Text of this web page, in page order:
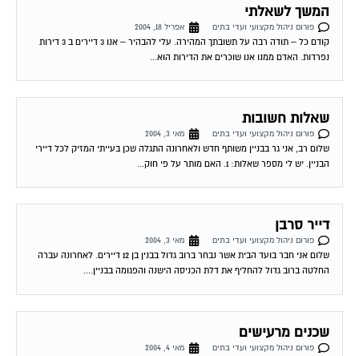
המשך לשאלתי
פורום ניהול מקצועי ועדי בתים
אפריל 18, 2004
קודם כל – תודה רבה על תשובתך המהירה. עלי להבהיר – אנו 3 דיירים ב 3 דירות
נפרדות. האדם ממנו אנו שוכרים את הדירות הוא...
שאלות חשובות
פורום ניהול מקצועי ועדי בתים
מאי 3, 2004
שלום רב, אני גר בבניין משותף חדש ולאחרונה התגלה שכן בעייתי המזיק לכל דיירי
הבניין. יש לי מספר שאלות: 1. האם מותר על פי חוק...
דייר סרבן
פורום ניהול מקצועי ועדי בתים
מאי 3, 2004
שלום אני חבר בועד הבית אשר נבחר ברוב גדול בבנין בן 12 דיירים. לאחרונה עברה
החלטה ברוב גדול להחליף את דלת הכניסה הישנה והפגומה בבניין....
שכנים מרעישים
פורום ניהול מקצועי ועדי בתים
מאי 4, 2004